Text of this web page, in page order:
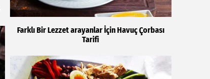
Farklı Bir Lezzet arayanlar İçin Havuç Çorbası
Tarifi